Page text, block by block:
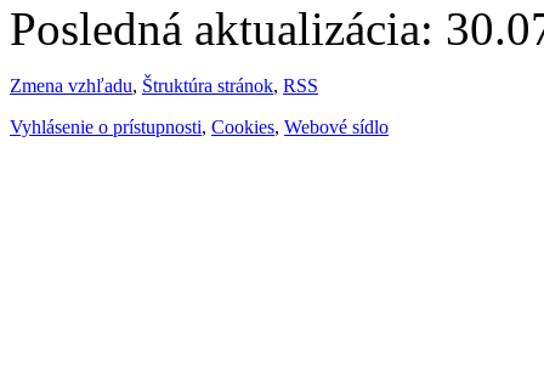
Posledná aktualizácia:
Zmena vzhľadu, Štruktúra stránok, RSS
Vyhlásenie o prístupnosti, Cookies, Webové sídlo